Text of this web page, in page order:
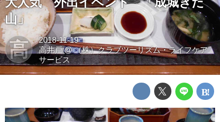
山」
高
2018-11-19
高井戸@（株）クラブツーリズム・ライフケア
サービス